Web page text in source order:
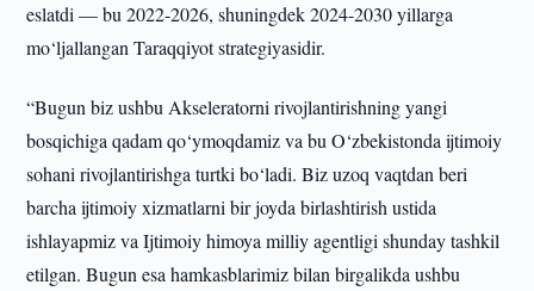
eslatdi — bu 2022-2026, shuningdek 2024-2030 yillarga
mo‘ljallangan Taraqqiyot strategiyasidir.
“Bugun biz ushbu Akseleratorni rivojlantirishning yangi
bosqichiga qadam qo‘ymoqdamiz va bu O‘zbekistonda ijtimoiy
sohani rivojlantirishga turtki bo‘ladi. Biz uzoq vaqtdan beri
barcha ijtimoiy xizmatlarni bir joyda birlashtirish ustida
ishlayapmiz va Ijtimoiy himoya milliy agentligi shunday tashkil
etilgan. Bugun esa hamkasblarimiz bilan birgalikda ushbu